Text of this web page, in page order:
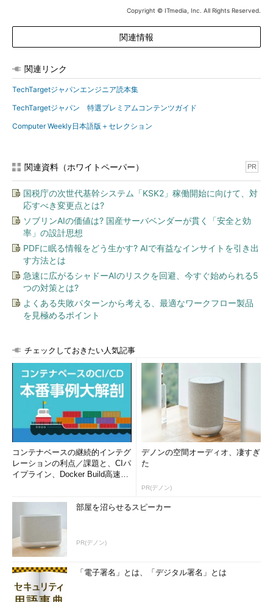
Copyright © ITmedia, Inc. All Rights Reserved.
関連情報
関連リンク
TechTargetジャパンエンジニア読本集
TechTargetジャパン 特選プレミアムコンテンツガイド
Computer Weekly日本語版＋セレクション
関連資料（ホワイトペーパー） PR
国税庁の次世代基幹システム「KSK2」稼働開始に向けて、対
応すべき変更点とは?
ソブリンAIの価値は? 国産サーバベンダーが貫く「安全と効
率」の設計思想
PDFに眠る情報をどう生かす? AIで有益なインサイトを引き出
す方法とは
急速に広がるシャドーAIのリスクを回避、今すぐ始められる5
つの対策とは?
よくある失敗パターンから考える、最適なワークフロー製品
を見極めるポイント
チェックしておきたい人気記事
コンテナベースの継続的インテグ
レーションの利点／課題と、CIパ
イプライン、Docker Build高速化
デノンの空間オーディオ、凄すぎ
た
PR(デノン)
部屋を沼らせるスピーカー
PR(デノン)
「電子署名」とは、「デジタル署名」とは